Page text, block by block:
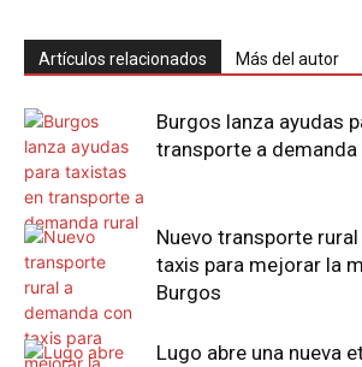
Artículos relacionados Más del autor
Burgos lanza ayudas
transporte a demanda
Nuevo transporte
taxis para mejorar la
Burgos
Lugo abre una nueva